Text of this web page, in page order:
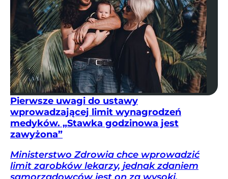
Pierwsze uwagi do ustawy
wprowadzającej limit wynagrodzeń
medyków. „Stawka godzinowa jest
zawyżona”
Ministerstwo Zdrowia chce wprowadzić
limit zarobków lekarzy, jednak zdaniem